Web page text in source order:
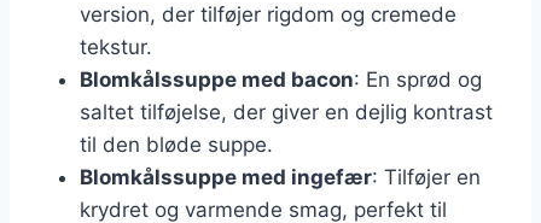
version, der tilføjer rigdom og cremede
tekstur.
Blomkålssuppe med bacon: En sprød og
saltet tilføjelse, der giver en dejlig kontrast
til den bløde suppe.
Blomkålssuppe med ingefær: Tilføjer en
krydret og varmende smag, perfekt til